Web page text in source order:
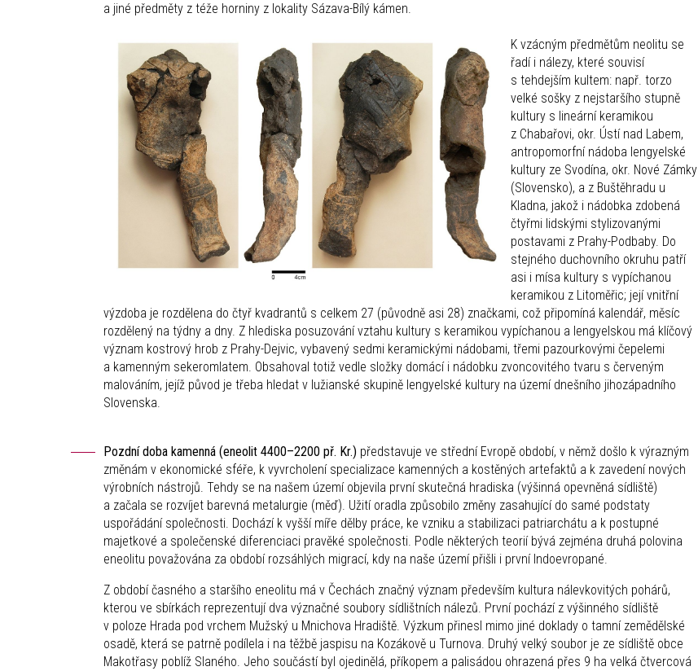
a jiné předměty z téže horniny z lokality Sázava-Bílý kámen.
K vzácným předmětům neolitu se
řadí i nálezy, které souvisí
s tehdejším kultem: např. torzo
velké sošky z nejstaršího stupně
kultury s lineární keramikou
z Chabařovi, okr. Ústí nad Labem,
antropomorfní nádoba lengyelské
kultury ze Svodína, okr. Nové Zámky
(Slovensko), a z Buštěhradu u
Kladna, jakož i nádobka zdobená
čtyřmi lidskými stylizovanými
postavami z Prahy-Podbaby. Do
stejného duchovního okruhu patří
asi i mísa kultury s vypíchanou
keramikou z Litoměřic; její vnitřní
výzdoba je rozdělena do čtyř kvadrantů s celkem 27 (původně asi 28) značkami, což připomíná kalendář, měsíc
rozdělený na týdny a dny. Z hlediska posuzování vztahu kultury s keramikou vypíchanou a lengyelskou má klíčový
význam kostrový hrob z Prahy-Dejvic, vybavený sedmi keramickými nádobami, třemi pazourkovými čepelemi
a kamenným sekeromlatem. Obsahoval totiž vedle složky domácí i nádobku zvoncovitého tvaru s červeným
malováním, jejíž původ je třeba hledat v lužianské skupině lengyelské kultury na území dnešního jihozápadního
Slovenska.
Pozdní doba kamenná (eneolit 4400–2200 př. Kr.) představuje ve střední Evropě období, v němž došlo k výrazným
změnám v ekonomické sféře, k vyvrcholení specializace kamenných a kostěných artefaktů a k zavedení nových
výrobních nástrojů. Tehdy se na našem území objevila první skutečná hradiska (výšinná opevněná sídliště)
a začala se rozvíjet barevná metalurgie (měď). Užití oradla způsobilo změny zasahující do samé podstaty
uspořádání společnosti. Dochází k vyšší míře dělby práce, ke vzniku a stabilizaci patriarchátu a k postupné
majetkové a společenské diferenciaci pravěké společnosti. Podle některých teorií bývá zejména druhá polovina
eneolitu považována za období rozsáhlých migrací, kdy na naše území přišli i první Indoevropané.
Z období časného a staršího eneolitu má v Čechách značný význam především kultura nálevkovitých pohárů,
kterou ve sbírkách reprezentují dva význačné soubory sídlištních nálezů. První pochází z výšinného sídliště
v poloze Hrada pod vrchem Mužský u Mnichova Hradiště. Výzkum přinesl mimo jiné doklady o tamní zemědělské
osadě, která se patrně podílela i na těžbě jaspisu na Kozákově u Turnova. Druhý velký soubor je ze sídliště obce
Makotřasy poblíž Slaného. Jeho součástí byl ojedinělá, příkopem a palisádou ohrazená přes 9 ha velká čtvercová